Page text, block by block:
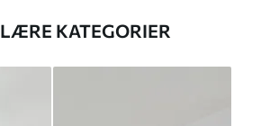
KATEGORIER